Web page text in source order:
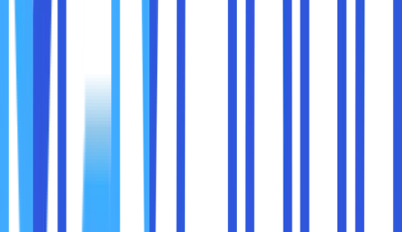
Alamat IP yang tersembunyi juga membuat sobat
maxcloud bisa bebas masuk ke dalam situs yang diblokir.
Aplikasi VPN bisa di-install ke berbagai macam jenis
perangkat.
Salah satu contoh aplikasi VPN adalah Turbo VPN. Sobat
maxcloud juga bisa melakukan install di Windows, Apple,
Android dan iOS. Kamu cukup mengklik tombol dengan
ikon wortel.
Di bagian bawahnya juga ada tulisan tap to connect.
Tunggu sebentar sampai dengan sobat maxcloud